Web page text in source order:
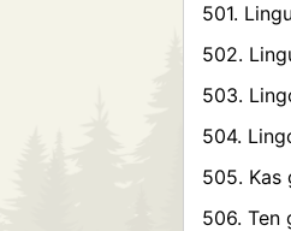
501.
502.
503.
504.
505. Kas
506. Ten